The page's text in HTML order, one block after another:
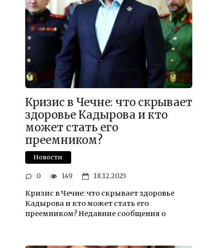
Кризис в Чечне: что скрывает
здоровье Кадырова и кто
может стать его
преемником?
Новости
0 149 18.12.2025
Кризис в Чечне: что скрывает здоровье
Кадырова и кто может стать его
преемником? Недавние сообщения о